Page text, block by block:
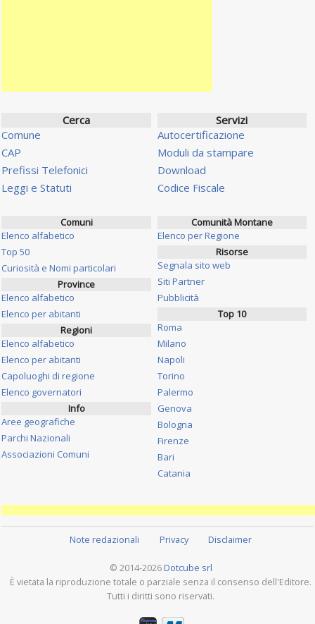
Cerca
Comune
CAP
Prefissi Telefonici
Leggi e Statuti
Servizi
Autocertificazione
Moduli da stampare
Download
Codice Fiscale
Comuni
Elenco alfabetico
Top 50
Curiosità e Nomi particolari
Province
Elenco alfabetico
Elenco per abitanti
Regioni
Elenco alfabetico
Elenco per abitanti
Capoluoghi di regione
Elenco governatori
Info
Aree geografiche
Parchi Nazionali
Associazioni Comuni
Comunità Montane
Elenco per Regione
Risorse
Segnala sito web
Siti Partner
Pubblicità
Top 10
Roma
Milano
Napoli
Torino
Palermo
Genova
Bologna
Firenze
Bari
Catania
Note redazionali Privacy Disclaimer
© 2014-2026 Dotcube srl
È vietata la riproduzione totale o parziale senza il consenso dell'Editore.
Tutti i diritti sono riservati.